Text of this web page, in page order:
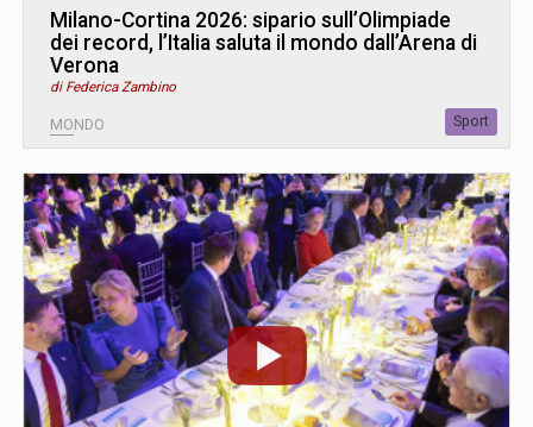
Milano-Cortina 2026: sipario sull’Olimpiade
dei record, l’Italia saluta il mondo dall’Arena di
Verona
di Federica Zambino
MONDO Sport